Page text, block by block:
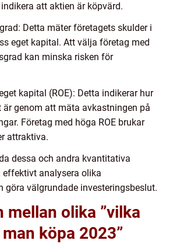
att aktien är köpvärd.
Detta mäter företagets skulder i
eget kapital. Att välja företag med
kan minska risken för
kapital (ROE): Detta indikerar hur
är genom att mäta avkastningen på
Företag med höga ROE brukar
attraktiva.
dessa och andra kvantitativa
analysera olika
göra välgrundade investeringsbeslut.
mellan olika ”vilka
köpa 2023”